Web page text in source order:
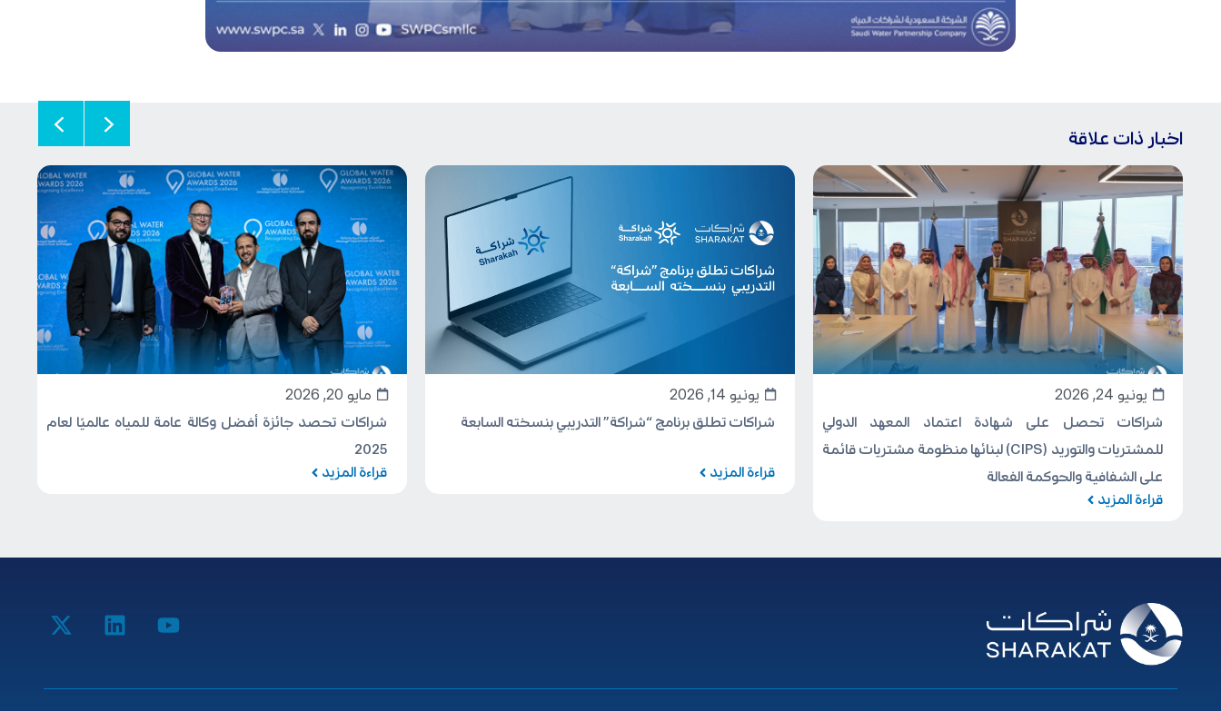
اخبار ذات علاقة
يونيو 24, 2026
شراكات تحصل على شهادة اعتماد المعهد الدولي
للمشتريات والتوريد (CIPS) لبنائها منظومة مشتريات قائمة
على الشفافية والحوكمة الفعالة
قراءة المزيد
يونيو 14, 2026
شراكات تطلق برنامج “شراكة” التدريبي بنسخته السابعة
قراءة المزيد
مايو 20, 2026
شراكات تحصد جائزة أفضل وكالة عامة للمياه عالميًا لعام
2025
قراءة المزيد